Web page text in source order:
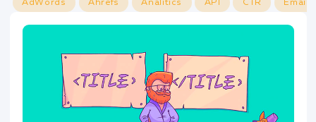
Теги:
AdWords Analitics